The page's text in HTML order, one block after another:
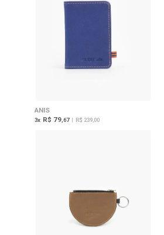
ANIS
3x R$ 79,67 | R$ 239,00